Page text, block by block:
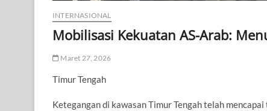
INTERNASIONAL
Mobilisasi Kekuatan AS-Arab:
Maret 27, 2026
Timur Tengah
Ketegangan di kawasan Timur Tengah telah